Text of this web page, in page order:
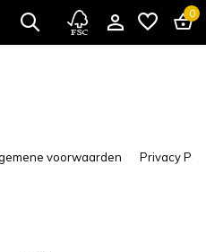
0
voorwaarden Privacy